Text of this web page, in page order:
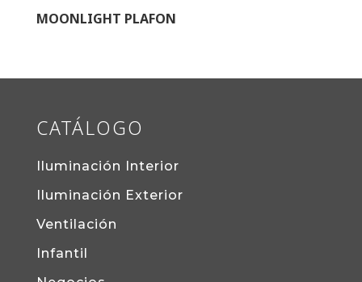
MOONLIGHT PLAFON
CATÁLOGO
Iluminación Interior
Iluminación Exterior
Ventilación
Infantil